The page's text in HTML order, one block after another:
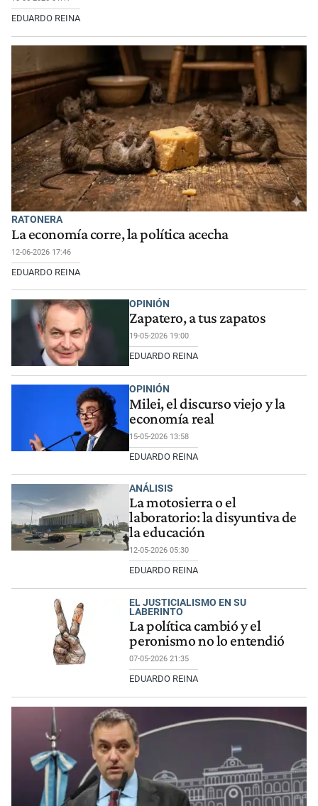
EDUARDO REINA
RATONERA
La economía corre, la política acecha
12-06-2026 17:46
EDUARDO REINA
OPINIÓN
Zapatero, a tus zapatos
19-05-2026 19:00
EDUARDO REINA
OPINIÓN
Milei, el discurso viejo y la
economía real
15-05-2026 13:58
EDUARDO REINA
ANÁLISIS
La motosierra o el
laboratorio: la disyuntiva de
la educación
12-05-2026 05:30
EDUARDO REINA
EL JUSTICIALISMO EN SU
LABERINTO
La política cambió y el
peronismo no lo entendió
07-05-2026 21:35
EDUARDO REINA